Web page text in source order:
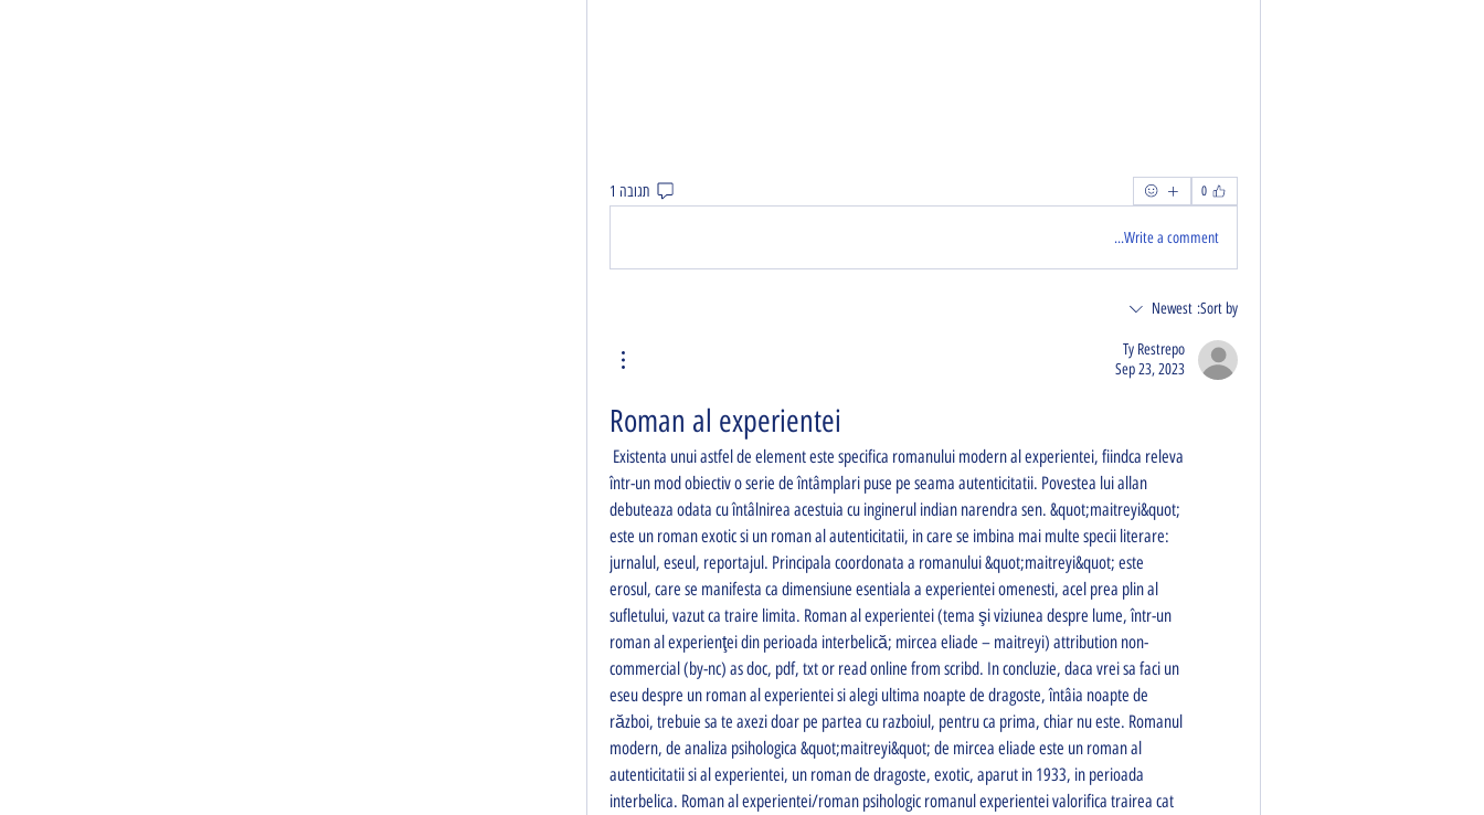
0 תגובה 1
Write a comment...
Sort by:
Newest
Ty Restrepo
Sep 23, 2023
Roman al experientei
într-un mod obiectiv o serie de întâmplari puse pe seama autenticitatii. Povestea lui allan
debuteaza odata cu întâlnirea acestuia cu inginerul indian narendra sen. &quot;maitreyi&quot;
este un roman exotic si un roman al autenticitatii, in care se imbina mai multe specii literare:
jurnalul, eseul, reportajul. Principala coordonata a romanului &quot;maitreyi&quot; este
erosul, care se manifesta ca dimensiune esentiala a experientei omenesti, acel prea plin al
sufletului, vazut ca traire limita. Roman al experientei (tema şi viziunea despre lume, într-un
roman al experienţei din perioada interbelică; mircea eliade – maitreyi) attribution non-
commercial (by-nc) as doc, pdf, txt or read online from scribd. In concluzie, daca vrei sa faci un
eseu despre un roman al experientei si alegi ultima noapte de dragoste, întâia noapte de
război, trebuie sa te axezi doar pe partea cu razboiul, pentru ca prima, chiar nu este. Romanul
modern, de analiza psihologica &quot;maitreyi&quot; de mircea eliade este un roman al
autenticitatii si al experientei, un roman de dragoste, exotic, aparut in 1933, in perioada
interbelica. Roman al experientei/roman psihologic romanul experientei valorifica trairea cat